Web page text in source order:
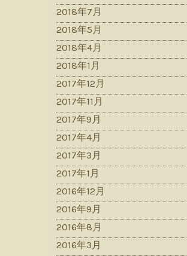
2018年7月
2018年5月
2018年4月
2018年1月
2017年12月
2017年11月
2017年9月
2017年4月
2017年3月
2017年1月
2016年12月
2016年9月
2016年8月
2016年3月